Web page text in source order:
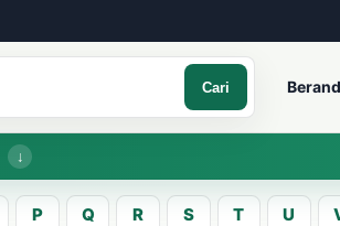
Cari
P Q R S T U